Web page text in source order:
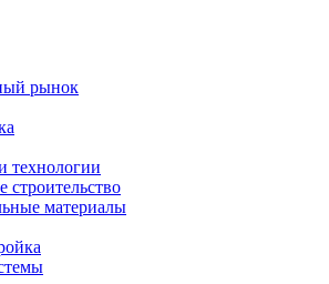
рынок
технологии
строительство
материалы